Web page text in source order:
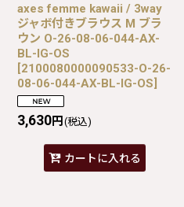
axes femme kawaii / 3way
ジャボ付きブラウス M ブラ
ウン O-26-08-06-044-AX-
BL-IG-OS
[2100080000090533-O-26-
08-06-044-AX-BL-IG-OS]
3,630円 (税込)
カートに入れる